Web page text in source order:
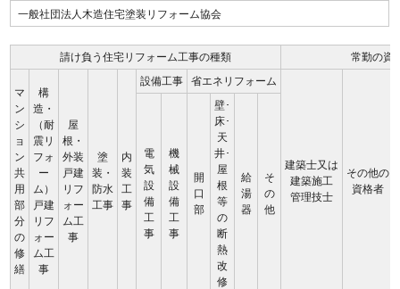
一般社団法人木造住宅塗装リフォーム協会
請け負う住宅リフォーム工事の種類 常勤の資
マ
ン
シ
ョ
ン
共
用
部
分
の
修
繕
構
造・
（耐
震リ
フォ
ー
ム）
戸建
リフ
ォー
ム工
事
屋
根・
外装
戸建
リフ
ォー
ム工
事
塗
装・
防水
工事
内
装
工
事
設備工事 省エネリフォーム
建築士又は
建築施工
管理技士
その他の
資格者
電
気
設
備
工
事
機
械
設
備
工
事
開
口
部
壁･
床･
天
井･
屋
根
等
の
断
熱
改
修
給
湯
器
そ
の
他